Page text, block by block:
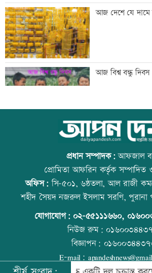
প্রথম শ্রেণিতে
মেঘনার ভাঙনরোধে
অনিয়ম,
বাংলাদেশি পাঁচ
ওমান
স্বর্ণ খাতকে
সরকার, মতামত
গবেষণা-দক্ষতা
নতুন উদ্যোগ
আজ দেশে যে দামে
আজ বিশ্ব বন্ধু দিবস
স্কুল ছাত্রীকে দলবদ্ধ
প্রতিমন্ত্রীকে ঘিরে
জুড়ে অপপ্রচার:
বিশ্ব মাতৃদুগ্ধ
প্রধান সম্পাদক:আফজাল
প্রোমিতা আফরিন কর্তৃক সম্পাদিত
অফিস:সি-৫০১, ৬ষ্ঠতলা, আল রাজী
শহীদ সৈয়দ নজরুল ইসলাম সরণি, পুরানা
যোগাযোগ: ০২-৫৫১১১৬৬০,
নিউজ রুম:
বিজ্ঞাপন:
E-mail: